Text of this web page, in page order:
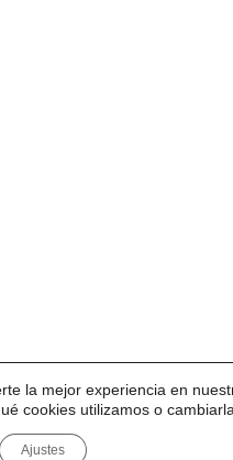
la mejor experiencia en
cookies utilizamos o
Ajustes